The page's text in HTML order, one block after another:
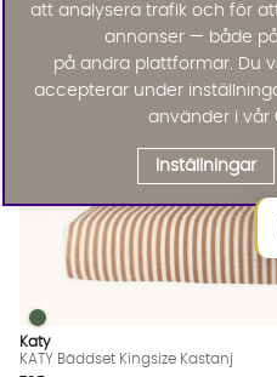
KATY Bäddset Kingsize
KATY Bäddset Kingsize Kastanj
Katy
KATY Bäddset Kingsize Kastanj
att analysera trafik och för
annonser — både
på andra plattformar. Du
accepterar under
använder i vår
Inställningar